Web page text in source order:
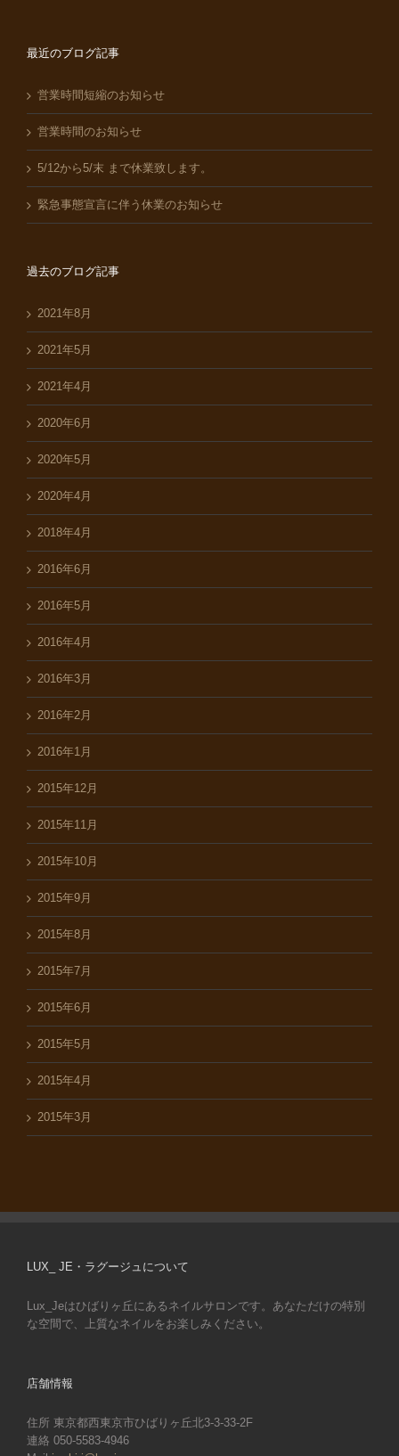
最近のブログ記事
営業時間短縮のお知らせ
営業時間のお知らせ
5/12から5/末 まで休業致します。
緊急事態宣言に伴う休業のお知らせ
過去のブログ記事
2021年8月
2021年5月
2021年4月
2020年6月
2020年5月
2020年4月
2018年4月
2016年6月
2016年5月
2016年4月
2016年3月
2016年2月
2016年1月
2015年12月
2015年11月
2015年10月
2015年9月
2015年8月
2015年7月
2015年6月
2015年5月
2015年4月
2015年3月
LUX_ JE・ラグージュについて
Lux_Jeはひばりヶ丘にあるネイルサロンです。あなただけの特別
な空間で、上質なネイルをお楽しみください。
店舗情報
住所 東京都西東京市ひばりヶ丘北3-3-33-2F
連絡 050-5583-4946